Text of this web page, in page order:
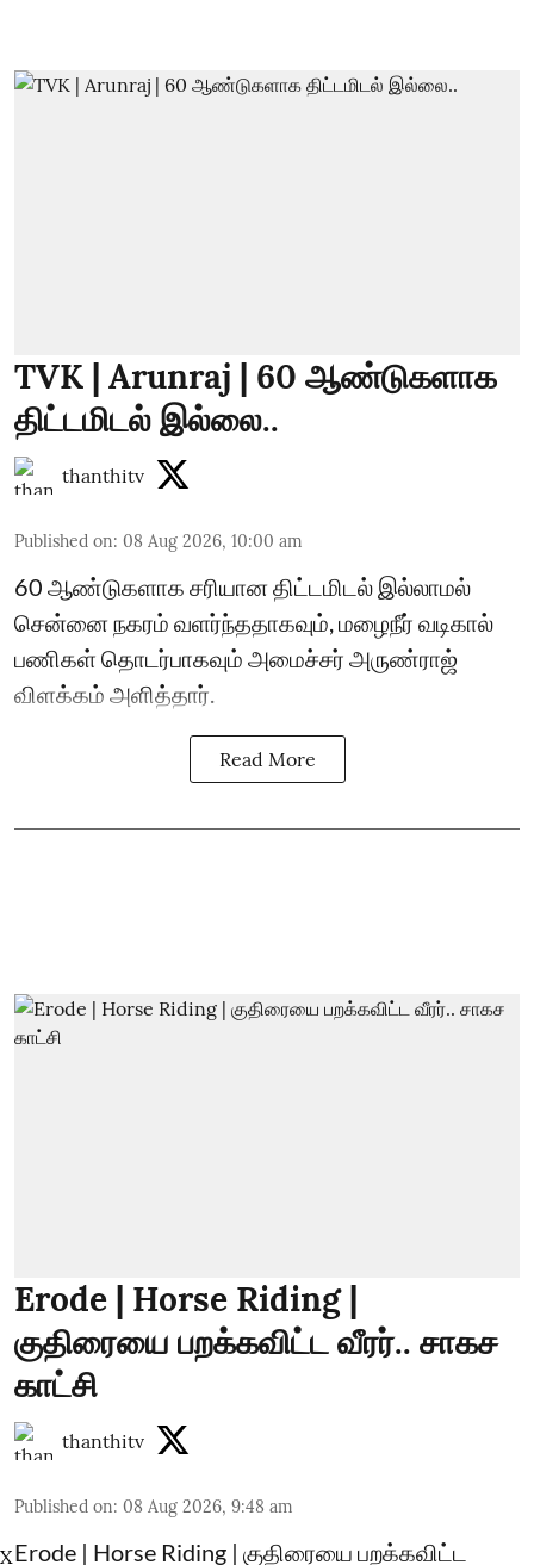
TVK | Arunraj | 60 ஆண்டுகளாக
திட்டமிடல் இல்லை..
thanthitv
Published on: 08 Aug 2026, 10:00 am
60 ஆண்டுகளாக சரியான திட்டமிடல் இல்லாமல்
சென்னை நகரம் வளர்ந்ததாகவும், மழைநீர் வடிகால்
பணிகள் தொடர்பாகவும் அமைச்சர் அருண்ராஜ்
விளக்கம் அளித்தார்.
Read More
Erode | Horse Riding |
குதிரையை பறக்கவிட்ட வீரர்.. சாகச
காட்சி
thanthitv
Published on: 08 Aug 2026, 9:48 am
Erode | Horse Riding | குதிரையை பறக்கவிட்ட
X